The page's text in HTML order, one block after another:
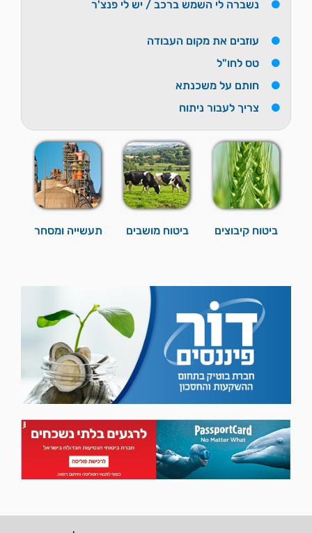
נשברה לי השמש ברכב / יש לי פנצ'ר
עוזבים את מקום העבודה
טס לחו"ל
חותם על משכנתא
צריך לעבור ניתוח
ביטוח קיבוצים ביטוח מושבים תעשייה ומסחר